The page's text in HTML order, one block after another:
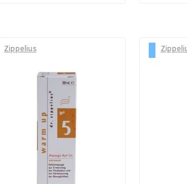
Zippelius